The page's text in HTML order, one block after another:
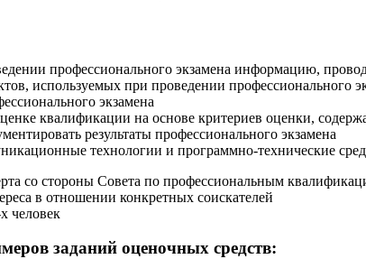
профессионального экзамена информацию,
используемых при проведении профессионального
экзамена
квалификации на основе критериев оценки,
результаты профессионального экзамена
технологии и программно-технические
со стороны Совета по профессиональным
в отношении конкретных соискателей
человек
заданий оценочных средств: